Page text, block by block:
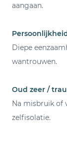
aangaan.
Diepe
wantrouwen.
Oud zeer /
Na misbruik of
zelfisolatie.